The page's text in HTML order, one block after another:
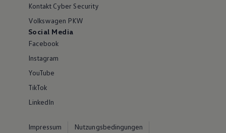
Kontakt Cyber Security
Volkswagen PKW
Social Media
Facebook
Instagram
YouTube
TikTok
LinkedIn
Impressum
Nutzungsbedingungen